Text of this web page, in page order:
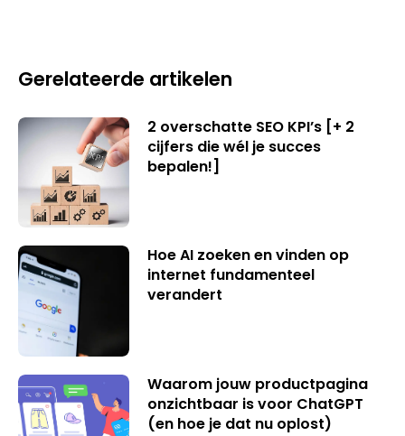
Gerelateerde artikelen
2 overschatte SEO KPI’s [+ 2
cijfers die wél je succes
bepalen!]
Hoe AI zoeken en vinden op
internet fundamenteel
verandert
Waarom jouw productpagina
onzichtbaar is voor ChatGPT
(en hoe je dat nu oplost)